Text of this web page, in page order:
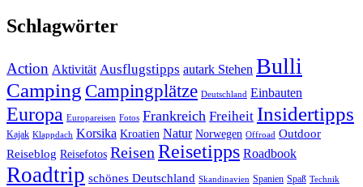
Schlagwörter
Action Aktivität Ausflugstipps autark Stehen Bulli
Camping Campingplätze Deutschland Einbauten
Europa Europareisen Fotos Frankreich Freiheit Insidertipps
Kajak Klappdach Korsika Kroatien Natur Norwegen Offroad Outdoor
Reiseblog Reisefotos ReisenReisetipps Roadbook
Roadtrip schönes Deutschland Skandinavien Spanien Spaß Technik